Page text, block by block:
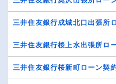
三井住友銀行成城北口出張所
三井住友銀行桜上水出張所ロ
三井住友銀行桜新町ローン契